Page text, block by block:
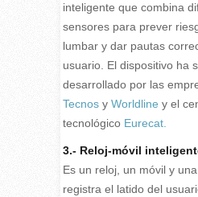
inteligente que combina
sensores para prever
lumbar y dar pautas
usuario. El dispositivo ha
desarrollado por las
Tecnosy Worldline y el
tecnológico Eurecat.
3.- Reloj-móvil
Es un reloj, un móvil y
registra el latido del